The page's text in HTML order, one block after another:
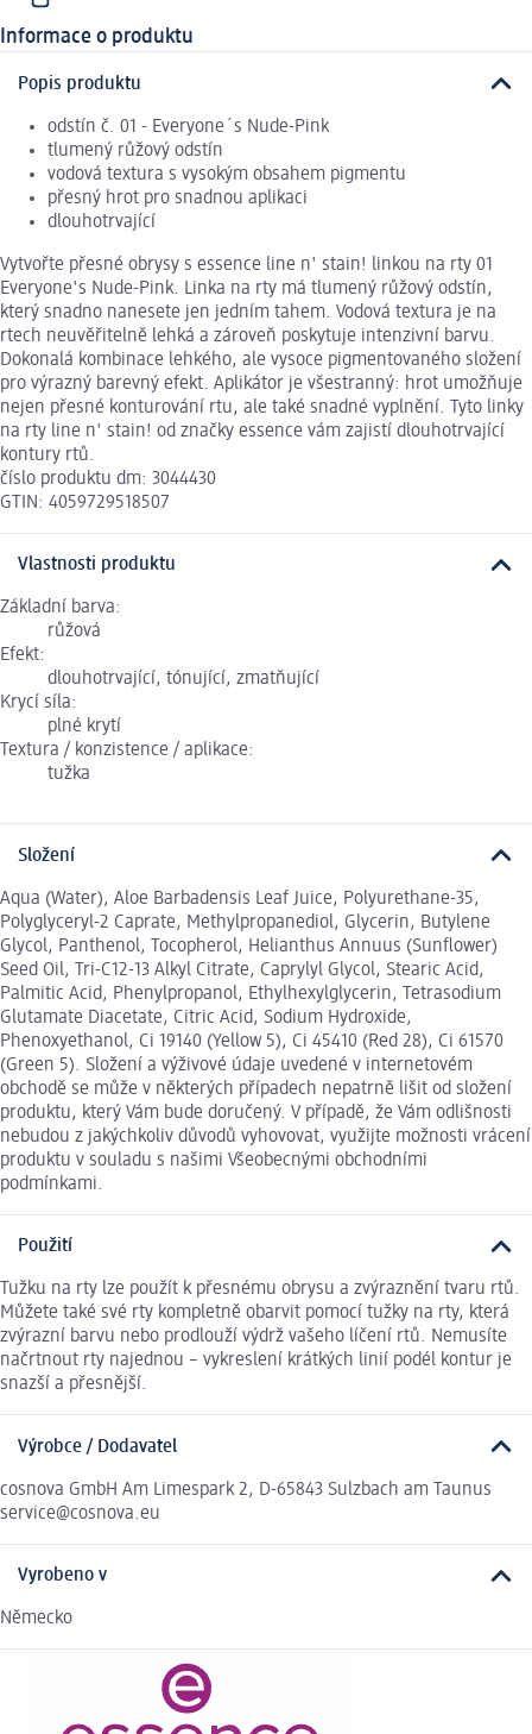
Informace o produktu
Popis produktu
odstín č. 01 - Everyone´s Nude-Pink
tlumený růžový odstín
vodová textura s vysokým obsahem pigmentu
přesný hrot pro snadnou aplikaci
dlouhotrvající
Vytvořte přesné obrysy s essence line n' stain! linkou na rty 01
Everyone's Nude-Pink. Linka na rty má tlumený růžový odstín,
který snadno nanesete jen jedním tahem. Vodová textura je na
rtech neuvěřitelně lehká a zároveň poskytuje intenzivní barvu.
Dokonalá kombinace lehkého, ale vysoce pigmentovaného složení
pro výrazný barevný efekt. Aplikátor je všestranný: hrot umožňuje
nejen přesné konturování rtu, ale také snadné vyplnění. Tyto linky
na rty line n' stain! od značky essence vám zajistí dlouhotrvající
kontury rtů.
číslo produktu dm: 3044430
GTIN: 4059729518507
Vlastnosti produktu
Základní barva:
růžová
Efekt:
dlouhotrvající, tónující, zmatňující
Krycí síla:
plné krytí
Textura / konzistence / aplikace:
tužka
Složení
Aqua (Water), Aloe Barbadensis Leaf Juice, Polyurethane-35,
Polyglyceryl-2 Caprate, Methylpropanediol, Glycerin, Butylene
Glycol, Panthenol, Tocopherol, Helianthus Annuus (Sunflower)
Seed Oil, Tri-C12-13 Alkyl Citrate, Caprylyl Glycol, Stearic Acid,
Palmitic Acid, Phenylpropanol, Ethylhexylglycerin, Tetrasodium
Glutamate Diacetate, Citric Acid, Sodium Hydroxide,
Phenoxyethanol, Ci 19140 (Yellow 5), Ci 45410 (Red 28), Ci 61570
(Green 5). Složení a výživové údaje uvedené v internetovém
obchodě se může v některých případech nepatrně lišit od složení
produktu, který Vám bude doručený. V případě, že Vám odlišnosti
nebudou z jakýchkoliv důvodů vyhovovat, využijte možnosti vrácení
produktu v souladu s našimi Všeobecnými obchodními
podmínkami.
Použití
Tužku na rty lze použít k přesnému obrysu a zvýraznění tvaru rtů.
Můžete také své rty kompletně obarvit pomocí tužky na rty, která
zvýrazní barvu nebo prodlouží výdrž vašeho líčení rtů. Nemusíte
načrtnout rty najednou – vykreslení krátkých linií podél kontur je
snazší a přesnější.
Výrobce / Dodavatel
cosnova GmbH Am Limespark 2, D-65843 Sulzbach am Taunus
service@cosnova.eu
Vyrobeno v
Německo